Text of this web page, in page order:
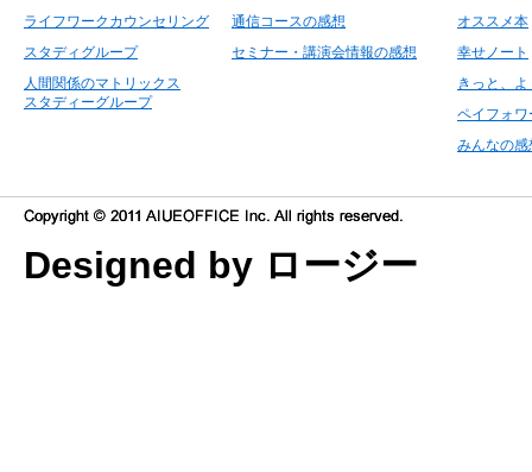
ライフワークカウンセリング
スタディグループ
人間関係のマトリックス
スタディーグループ
通信コースの感想
セミナー・講演会情報の感想
オススメ本
幸せノート
きっと、
ペイフォワ
みんなの感
Designed by ロージー